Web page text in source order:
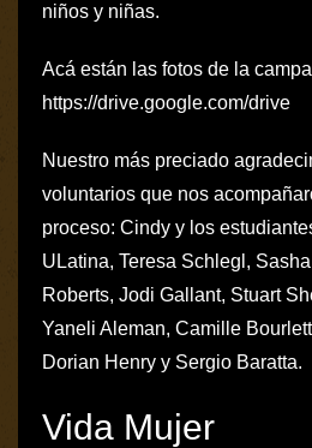
niños y niñas.
Acá están las fotos de la
https://drive.google.com/drive
Nuestro más preciado
voluntarios que nos
proceso: Cindy y los
ULatina, Teresa Schlegl,
Roberts, Jodi Gallant, Stuart
Yaneli Aleman, Camille
Dorian Henry y Sergio Baratta.
Vida Mujer